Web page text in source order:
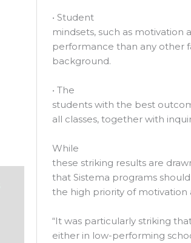
• Student
mindsets, such as
performance than any other
background.
• The
students with the best
all classes, together with
While
these striking results are
that Sistema programs
the high priority of
“It was particularly striking
either in low-performing